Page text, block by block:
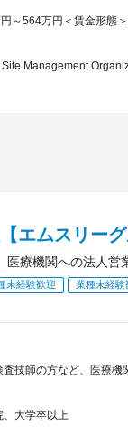
～564万円＜賃金形態
Management
エムスリー
医療機関への法人
未経験歓迎 業種未経験
技師の方など、医療機
、大学卒以上